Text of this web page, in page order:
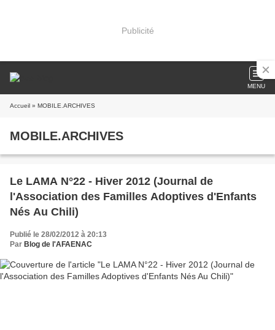
Publicité
MENU
Accueil » MOBILE.ARCHIVES
MOBILE.ARCHIVES
Le LAMA N°22 - Hiver 2012 (Journal de
l'Association des Familles Adoptives d'Enfants
Nés Au Chili)
Publié le 28/02/2012 à 20:13
Par Blog de l'AFAENAC